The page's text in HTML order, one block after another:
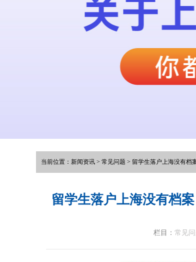
当前位置： 新闻资讯 > 常见问题 > 留学生落户上海没有档
留学生落户上海没有档
栏目： 常见